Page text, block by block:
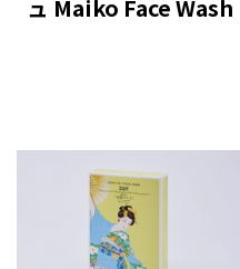
ュ Maiko Face Wash